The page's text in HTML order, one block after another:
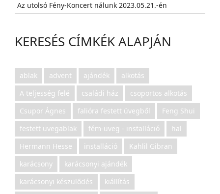
Az utolsó Fény-Koncert nálunk 2023.05.21.-én
KERESÉS CÍMKÉK ALAPJÁN
ablak advent ajándék
alkotás
A teljesség felé
családi ház
csoportos alkotás
Csupor Ágnes
falióra festett üvegből
Feng Shui
festett üvegablak
fém-üveg - installáció
hal
Hermann Hesse
installáció
Kahlil Gibran
karácsony
karácsonyi ajándék
karácsonyi készülődés
kiállítás